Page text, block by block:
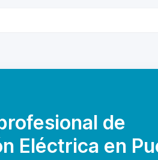
de
Eléctrica en